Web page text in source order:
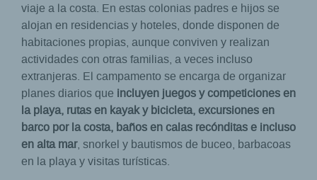
viaje a la costa. En estas colonias padres e hijos se
alojan en residencias y hoteles, donde disponen de
habitaciones propias, aunque conviven y realizan
actividades con otras familias, a veces incluso
extranjeras. El campamento se encarga de organizar
planes diarios que incluyen juegos y competiciones en
la playa, rutas en kayak y bicicleta, excursiones en
barco por la costa, baños en calas recónditas e incluso
en alta mar, snorkel y bautismos de buceo, barbacoas
en la playa y visitas turísticas.